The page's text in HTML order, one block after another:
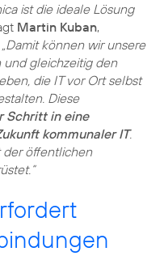
ist die ideale Lösung
Martin Kuban,
„Damit können wir unsere
und gleichzeitig den
die IT vor Ort selbst
Diese
Schritt in eine
kommunaler IT.
der öffentlichen